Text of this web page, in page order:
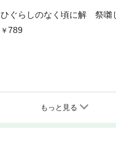
ひぐらしのなく頃に解 祭囃
789
もっと見る